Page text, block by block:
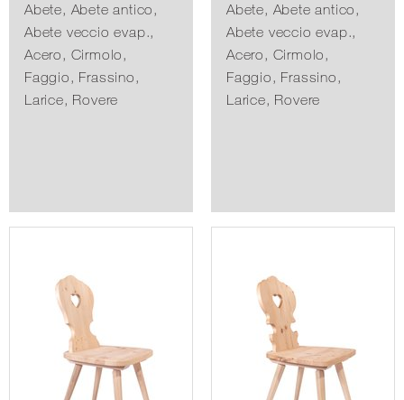
Abete, Abete antico,
Abete veccio evap.,
Acero, Cirmolo,
Faggio, Frassino,
Larice, Rovere
Abete, Abete antico,
Abete veccio evap.,
Acero, Cirmolo,
Faggio, Frassino,
Larice, Rovere